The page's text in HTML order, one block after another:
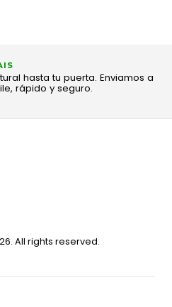
hasta tu puerta. Enviamos a
rápido y seguro.
All rights reserved.